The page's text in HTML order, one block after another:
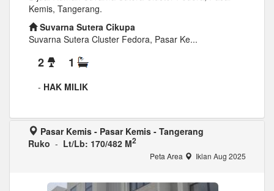
Kemis, Tangerang.
Suvarna Sutera Cikupa
Suvarna Sutera Cluster Fedora, Pasar Ke...
2 1
- HAK MILIK
Pasar Kemis - Pasar Kemis - Tangerang
Ruko - Lt/Lb: 170/482 M2
Peta Area Iklan Aug 2025